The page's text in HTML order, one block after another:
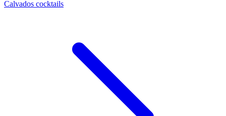
Calvados cocktails